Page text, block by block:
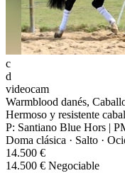
c
d
videocam
Warmblood danés,
Hermoso y resistente
P: Santiano Blue Hors |
Doma clásica · Salto ·
14.500 €
14.500 € Negociable